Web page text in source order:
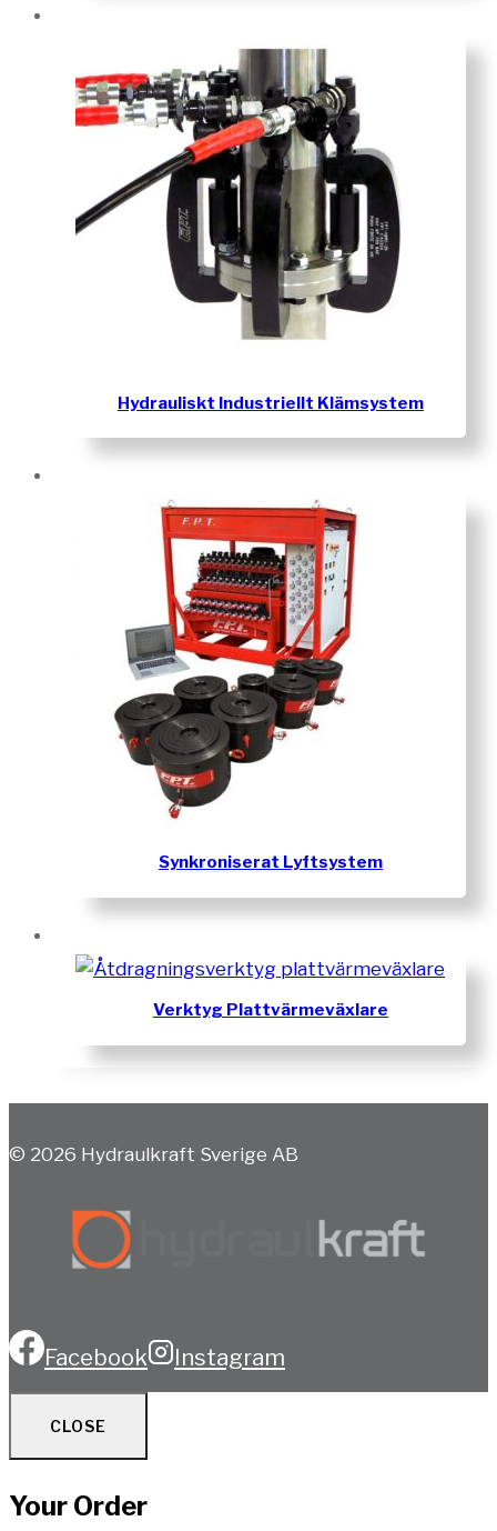
Hydrauliskt Industriellt Klämsystem
Synkroniserat Lyftsystem
Verktyg Plattvärmeväxlare
© 2026 Hydraulkraft Sverige AB
Facebook Instagram
CLOSE
Your Order